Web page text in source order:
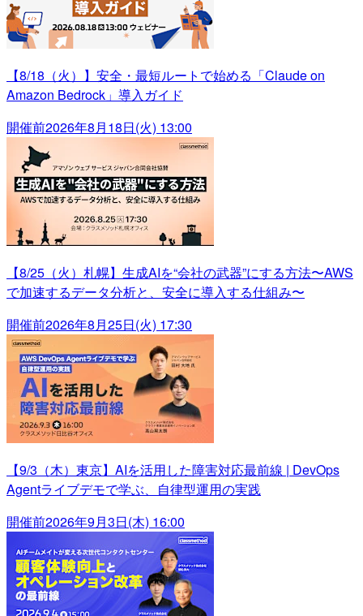
【8/18（火）】安全・最短ルートで始める「Claude on
Amazon Bedrock」導入ガイド
開催前2026年8月18日(火) 13:00
【8/25（火）札幌】生成AIを“会社の武器”にする方法〜AWS
で加速するデータ分析と、安全に導入する仕組み〜
開催前2026年8月25日(火) 17:30
【9/3（木）東京】AIを活用した障害対応最前線 | DevOps
Agentライブデモで学ぶ、自律型運用の実践
開催前2026年9月3日(木) 16:00